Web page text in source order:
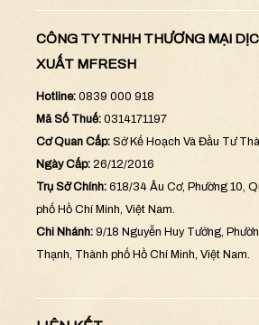
CÔNG TY TNHH THƯƠNG MẠI
XUẤT MFRESH
Hotline: 0839 000 918
Mã Số Thuế: 0314171197
Cơ Quan Cấp: Sở Kế Hoạch Và Đầu Tư
Ngày Cấp: 26/12/2016
Trụ Sở Chính: 618/34 Âu Cơ, Phường 10,
phố Hồ Chí Minh, Việt Nam.
Chi Nhánh: 9/18 Nguyễn Huy Tưởng,
Thạnh, Thành phố Hồ Chí Minh, Việt Nam.